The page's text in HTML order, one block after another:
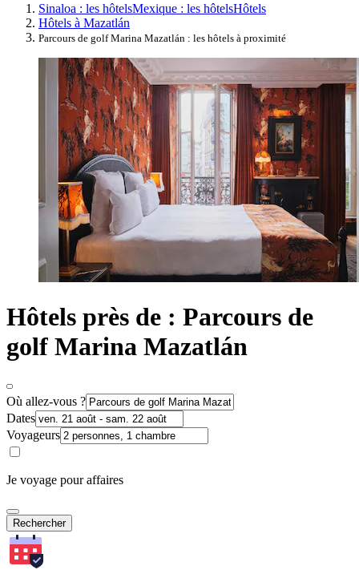
Sinaloa : les hôtelsMexique : les hôtelsHôtels
Hôtels à Mazatlán
Parcours de golf Marina Mazatlán : les hôtels à proximité
Hôtels près de : Parcours de
golf Marina Mazatlán
Où allez-vous ?
Dates
Voyageurs
Je voyage pour affaires
Rechercher